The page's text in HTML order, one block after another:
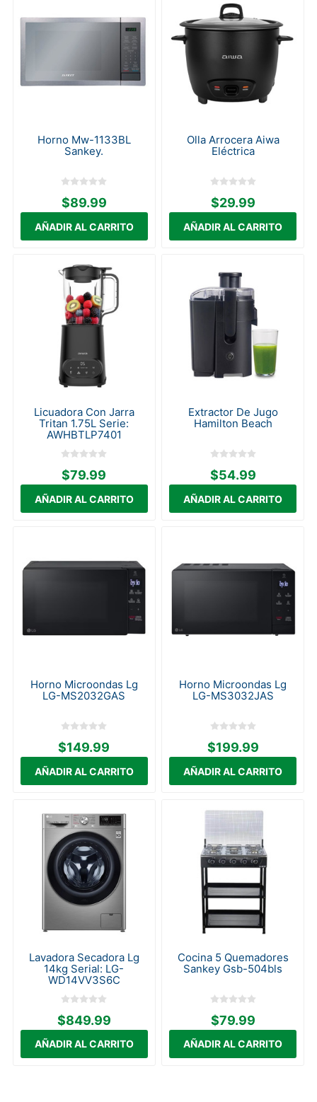
Horno Mw-1133BL
Sankey.
$89.99
Olla Arrocera Aiwa
Eléctrica
$29.99
Licuadora Con Jarra
Tritan 1.75L Serie:
AWHBTLP7401
$79.99
Extractor De Jugo
Hamilton Beach
$54.99
Horno Microondas Lg
LG-MS2032GAS
$149.99
Horno Microondas Lg
LG-MS3032JAS
$199.99
Lavadora Secadora Lg
14kg Serial: LG-
WD14VV3S6C
$849.99
Cocina 5 Quemadores
Sankey Gsb-504bls
$79.99